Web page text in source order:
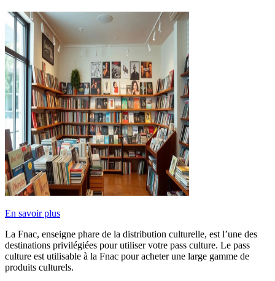
En savoir plus
La Fnac, enseigne phare de la distribution culturelle, est l’une des
destinations privilégiées pour utiliser votre pass culture. Le pass
culture est utilisable à la Fnac pour acheter une large gamme de
produits culturels.